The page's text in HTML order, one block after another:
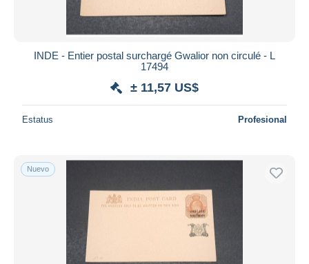
INDE - Entier postal surchargé Gwalior non circulé - L
17494
± 11,57 US$
Estatus Profesional
Nuevo